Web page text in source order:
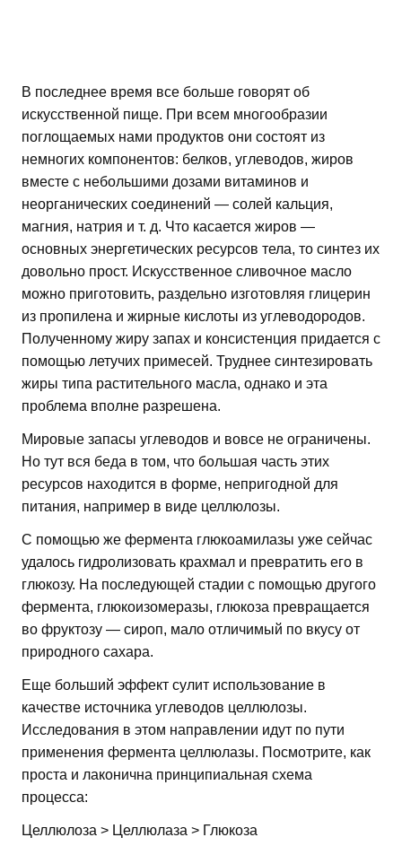
В последнее время все больше говорят об
искусственной пище. При всем многообразии
поглощаемых нами продуктов они состоят из
немногих компонентов: белков, углеводов, жиров
вместе с небольшими дозами витаминов и
неорганических соединений — солей кальция,
магния, натрия и т. д. Что касается жиров —
основных энергетических ресурсов тела, то синтез их
довольно прост. Искусственное сливочное масло
можно приготовить, раздельно изготовляя глицерин
из пропилена и жирные кислоты из углеводородов.
Полученному жиру запах и консистенция придается с
помощью летучих примесей. Труднее синтезировать
жиры типа растительного масла, однако и эта
проблема вполне разрешена.
Мировые запасы углеводов и вовсе не ограничены.
Но тут вся беда в том, что большая часть этих
ресурсов находится в форме, непригодной для
питания, например в виде целлюлозы.
С помощью же фермента глюкоамилазы уже сейчас
удалось гидролизовать крахмал и превратить его в
глюкозу. На последующей стадии с помощью другого
фермента, глюкоизомеразы, глюкоза превращается
во фруктозу — сироп, мало отличимый по вкусу от
природного сахара.
Еще больший эффект сулит использование в
качестве источника углеводов целлюлозы.
Исследования в этом направлении идут по пути
применения фермента целлюлазы. Посмотрите, как
проста и лаконична принципиальная схема
процесса:
Целлюлоза > Целлюлаза > Глюкоза